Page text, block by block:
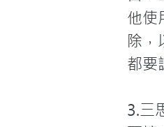
他使
除，
都要
3.三